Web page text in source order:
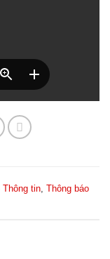
Thông tin Thông báo